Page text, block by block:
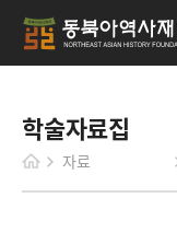
학술자료집
자료